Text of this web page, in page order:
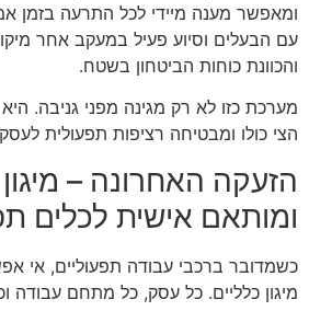
ומאפשר מענה מיידי לכל התרעה בזמן
עם הבעלים וסיוע פעיל במעקב אחר
והכוונת כוחות הביטחון בשטח.
מערכת כזו לא רק מגינה מפני גניבה.
הצי כולו ומבטיחה רציפות תפעולית
הזעקה האחרונה –
ומותאם אישית לכלים
כשמדובר ברכבי עבודה תפעוליים, אי
מיגון כלליים. כל עסק, כל מתחם עבודה